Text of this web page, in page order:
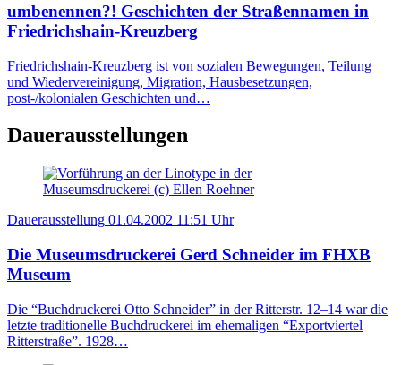
umbenennen?! Geschichten der Straßennamen in
Friedrichshain-Kreuzberg
Friedrichshain-Kreuzberg ist von sozialen Bewegungen, Teilung
und Wiedervereinigung, Migration, Hausbesetzungen,
post-/kolonialen Geschichten und…
Dauerausstellungen
Dauerausstellung 01.04.2002 11:51 Uhr
Die Museumsdruckerei Gerd Schneider im FHXB
Museum
Die “Buchdruckerei Otto Schneider” in der Ritterstr. 12–14 war die
letzte traditionelle Buchdruckerei im ehemaligen “Exportviertel
Ritterstraße”. 1928…